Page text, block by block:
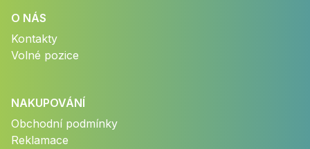
O NÁS
Kontakty
Volné pozice
NAKUPOVÁNÍ
Obchodní podmínky
Reklamace